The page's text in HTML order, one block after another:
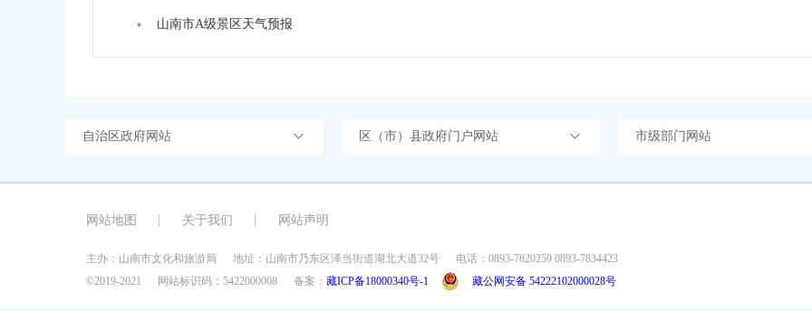
山南市A级景区天气预报
自治区政府网站 区（市）县政府门户网站 市级部门网站
网站地图 关于我们 网站声明
主办：山南市文化和旅游局 地址：山南市乃东区泽当街道湖北大道32号
电话：0893-7820259 0893-7834423
©2019-2021
网站标识码：5422000008 备案： 藏ICP备18000340号-1 藏公网安备 54222102000028号